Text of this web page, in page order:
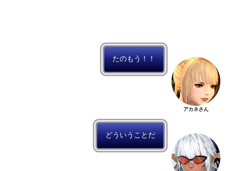
たのもう！！
アカネさん
どういうことだ